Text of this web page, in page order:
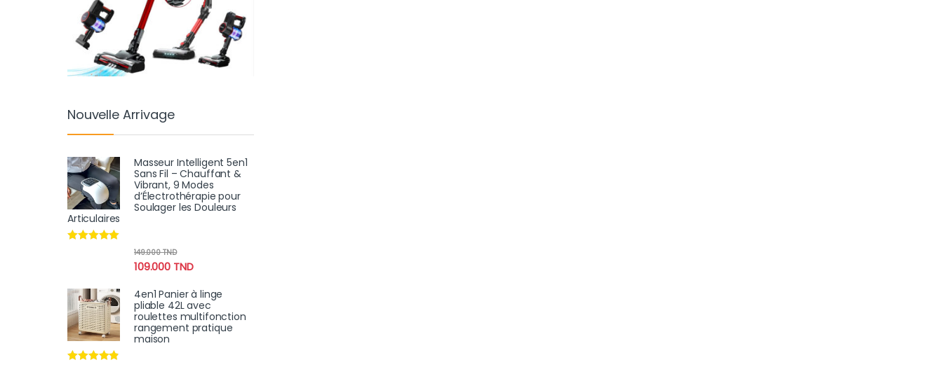
Nouvelle Arrivage
Masseur Intelligent 5en1
Sans Fil – Chauffant &
Vibrant, 9 Modes
d’Électrothérapie pour
Soulager les Douleurs
Articulaires
109.000 TND
149.000TND
4en1 Panier à linge
pliable 42L avec
roulettes multifonction
rangement pratique
maison